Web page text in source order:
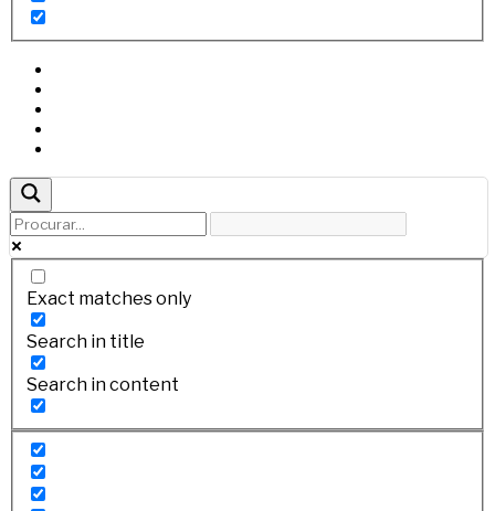
Exact matches only
Search in title
Search in content